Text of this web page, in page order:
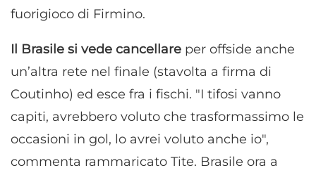
fuorigioco di Firmino.
Il Brasile si vede cancellare per offside anche
un’altra rete nel finale (stavolta a firma di
Coutinho) ed esce fra i fischi. "I tifosi vanno
capiti, avrebbero voluto che trasformassimo le
occasioni in gol, lo avrei voluto anche io",
commenta rammaricato Tite. Brasile ora a